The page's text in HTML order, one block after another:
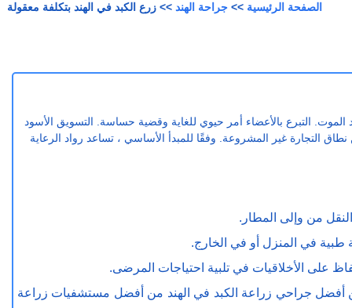
الصفحة الرئيسية >> جراحة الهند >> زرع الكبد في الهند بتكلفة معقولة
الموت. التبرع بالأعضاء أمر حيوي للغاية وقضية حساسة. التسويق الأسود
التجارة غير المشروعة. وفقًا للمبدأ الأساسي ، تساعد رواد الرعاية
من وإلى المطار.
في المنزل أو في الخارج.
على الأخلاقيات في تلبية احتياجات المرضى.
من أفضل جراحي زراعة الكبد في الهند من أفضل مستشفيات زراعة